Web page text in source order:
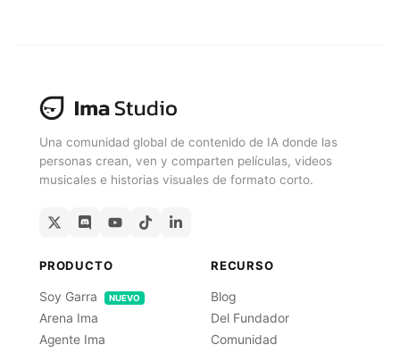
Una comunidad global de contenido de IA donde las
personas crean, ven y comparten películas, videos
musicales e historias visuales de formato corto.
PRODUCTO
Soy Garra NUEVO
Arena Ima
Agente Ima
RECURSO
Blog
Del Fundador
Comunidad